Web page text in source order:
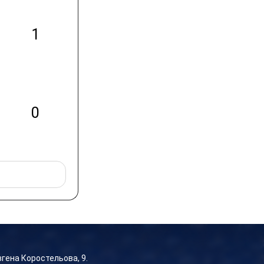
1
0
Коростельова, 9.